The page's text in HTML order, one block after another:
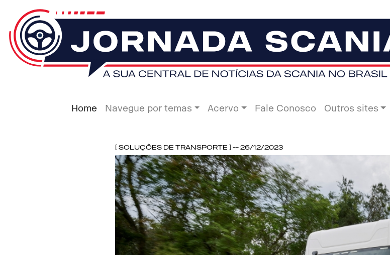
Home Navegue por temas Acervo Fale Conosco Outros sites
[ Soluções de Transporte ] -- 26/12/2023